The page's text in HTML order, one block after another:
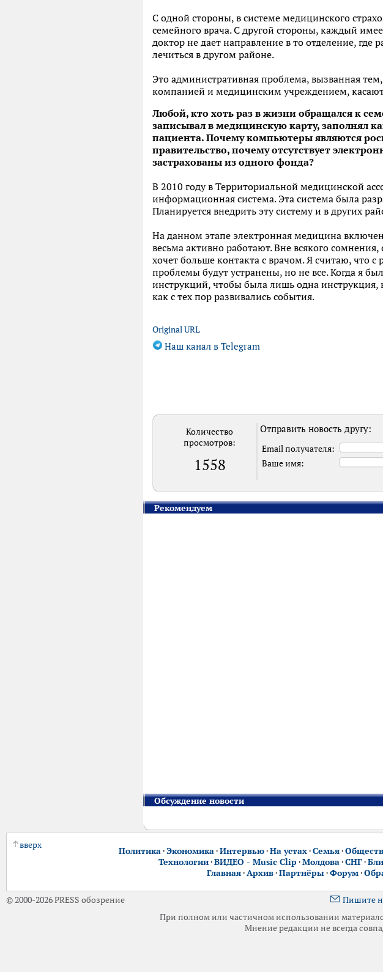
С одной стороны, в системе медицинского
семейного врача. С другой стороны, каждый
доктор не дает направление в то отделение, где
лечиться в другом районе.
Это административная проблема, вызванная
компанией и медицинским учреждением,
Любой, кто хоть раз в жизни обращался к
записывал в медицинскую карту, заполнял
пациента. Почему компьютеры являются
правительство, почему отсутствует
застрахованы из одного фонда?
В 2010 году в Территориальной медицинской
информационная система. Эта система была
Планируется внедрить эту систему и в других
На данном этапе электронная медицина
весьма активно работают. Вне всякого
хочет больше контакта с врачом. Я считаю, что
проблемы будут устранены, но не все. Когда я
инструкций, чтобы была лишь одна
как с тех пор развивались события.
Original URL
Наш канал в Telegram
Количество
просмотров:
1558
Отправить новость другу:
Email получателя:
Ваше имя:
Рекомендуем
Обсуждение новости
вверх
Политика·Экономика·Интервью·На устах·Семья·
Технологии·ВИДЕО - Music Clip ·Молдова·СНГ·
Главная·Архив·Партнёры·Форум·
© 2000-2026 PRESS обозрение
Пишите
При полном или частичном использовании
Мнение редакции не всегда